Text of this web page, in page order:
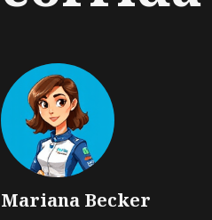
Mariana Becker